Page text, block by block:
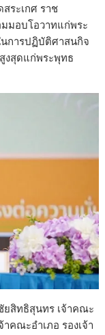
ระเกศ ราช
มอบโอวาทแก่พระ
นการปฏิบัติศาสนกิจ
งสุดแก่พระพุทธ
ยสิทธิสุนทร เจ้าคณะ
คณะอำเภอ รองเจ้า